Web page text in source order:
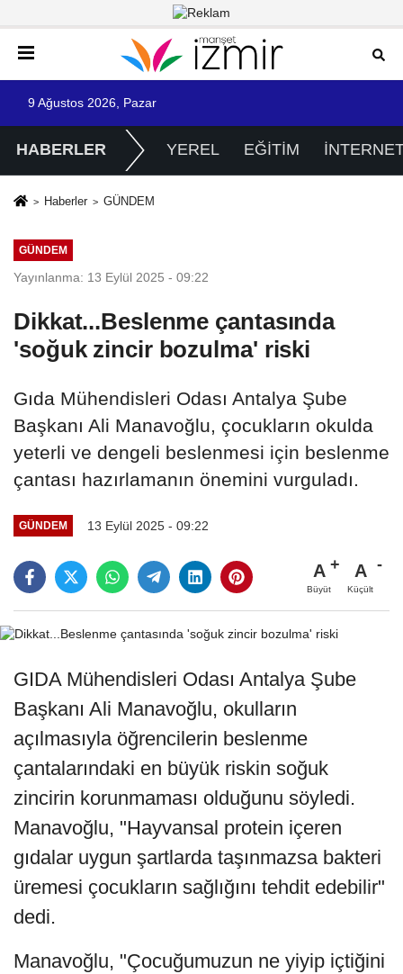
9 Ağustos 2026, Pazar
HABERLER YEREL EĞİTİM
Haberler GÜNDEM
GÜNDEM
Yayınlanma: 13 Eylül 2025 - 09:22
Dikkat...Beslenme çantasında
'soğuk zincir bozulma' riski
Gıda Mühendisleri Odası Antalya Şube
Başkanı Ali Manavoğlu, çocukların okulda
yeterli ve dengeli beslenmesi için beslenme
çantası hazırlamanın önemini vurguladı.
GÜNDEM 13 Eylül 2025 - 09:22
A
Büyüt
A
Küçült
GIDA Mühendisleri Odası Antalya Şube
Başkanı Ali Manavoğlu, okulların
açılmasıyla öğrencilerin beslenme
çantalarındaki en büyük riskin soğuk
zincirin korunmaması olduğunu söyledi.
Manavoğlu, "Hayvansal protein içeren
gıdalar uygun şartlarda taşınmazsa bakteri
üremesi çocukların sağlığını tehdit edebilir"
dedi.
Manavoğlu, "Çocuğumuzun ne yiyip içtiğini